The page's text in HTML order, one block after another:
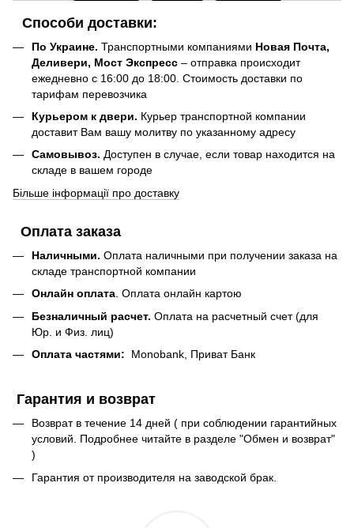
Способи доставки:
По Украине. Транспортными компаниями Новая Почта,
Деливери, Мост Экспресс – отправка происходит
ежедневно с 16:00 до 18:00. Стоимость доставки по
тарифам перевозчика
Курьером к двери. Курьер транспортной компании
доставит Вам вашу молитву по указанному адресу
Самовывоз. Доступен в случае, если товар находится на
складе в вашем городе
Більше інформації про доставку
Оплата заказа
Наличными. Оплата наличными при получении заказа на
складе транспортной компании
Онлайн оплата . Оплата онлайн картою
Безналичный расчет. Оплата на расчетный счет (для
Юр. и Физ. лиц)
Оплата частями: Monobank, Приват Банк
Гарантия и возврат
Возврат в течение 14 дней ( при соблюдении гарантийных
условий. Подробнее читайте в разделе "Обмен и возврат"
)
Гарантия от производителя на заводской брак.